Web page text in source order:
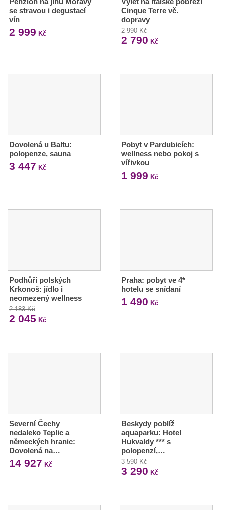
se stravou i degustací
vín
2 999 Kč
Cinque Terre vč.
dopravy
2 990 Kč
2 790 Kč
Dovolená u Baltu:
polopenze, sauna
3 447 Kč
Pobyt v Pardubicích:
wellness nebo pokoj s
vířivkou
1 999 Kč
Podhůří polských
Krkonoš: jídlo i
neomezený wellness
2 183 Kč
2 045 Kč
Praha: pobyt ve 4*
hotelu se snídaní
1 490 Kč
Severní Čechy
nedaleko Teplic a
německých hranic:
Dovolená na…
14 927 Kč
Beskydy poblíž
aquaparku: Hotel
Hukvaldy *** s
polopenzí,…
3 590 Kč
3 290 Kč